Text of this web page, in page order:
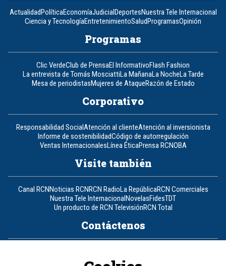
ActualidadPolíticaEconomíaJudicialDeportesNuestra Tele Internacional
Ciencia y TecnologíaEntretenimientoSaludProgramasOpinión
Programas
Clic VerdeClub de PrensaEl InformativoFlash Fashion
La entrevista de Tomás MosciattiLa MañanaLa NocheLa Tarde
Mesa de periodistasMujeres de AtaqueRazón de Estado
Corporativo
Responsabilidad SocialAtención al clienteAtención al inversionista
Informe de sostenibilidadCódigo de autorregulación
Ventas InternacionalesLínea ÉticaPrensa RCNOBA
Visite también
Canal RCNNoticias RCNRCN RadioLa RepúblicaRCN Comerciales
Nuestra Tele InternacionalNovelasFidesTDT
Un producto de RCN TelevisiónRCN Total
Contáctenos